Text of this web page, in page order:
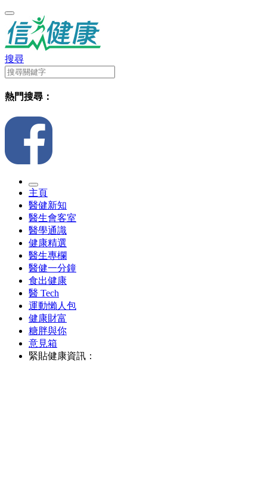
搜尋
熱門搜尋：
主頁
醫健新知
醫生會客室
醫學通識
健康精選
醫生專欄
醫健一分鐘
食出健康
醫 Tech
運動懶人包
健康財富
糖胖與你
意見箱
緊貼健康資訊：